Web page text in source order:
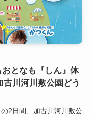
となも『しん』体
川河川敷公園どう
2日間、加古川河川敷公